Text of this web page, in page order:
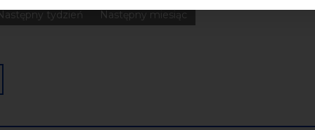
tydzień Następny miesiąc